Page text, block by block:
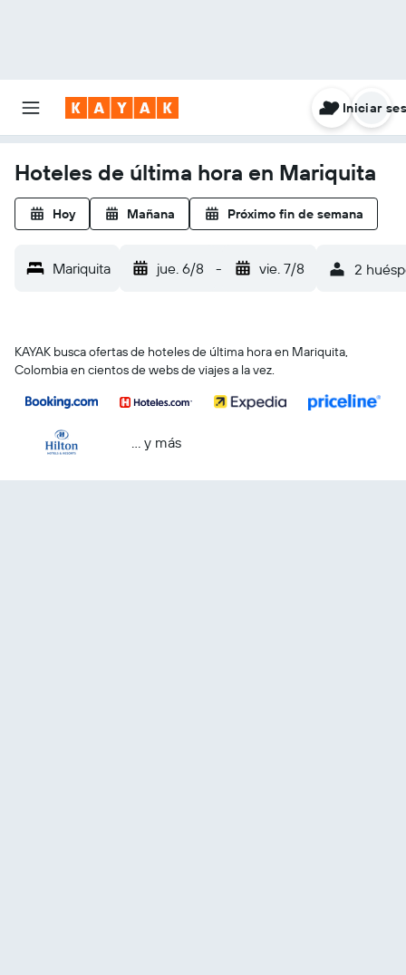
Iniciar
Hoteles de última hora en Mariquita
Hoy Mañana Próximo fin de semana
Mariquita jue. 6/8 - vie. 7/8 2
KAYAK busca ofertas de hoteles de última hora en Mariquita,
Colombia en cientos de webs de viajes a la vez.
… y más